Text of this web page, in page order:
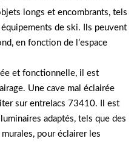
longs et encombrants, tels
de ski. Ils peuvent
en fonction de l’espace
et fonctionnelle, il est
Une cave mal éclairée
sur entrelacs 73410. Il est
adaptés, tels que des
pour éclairer les